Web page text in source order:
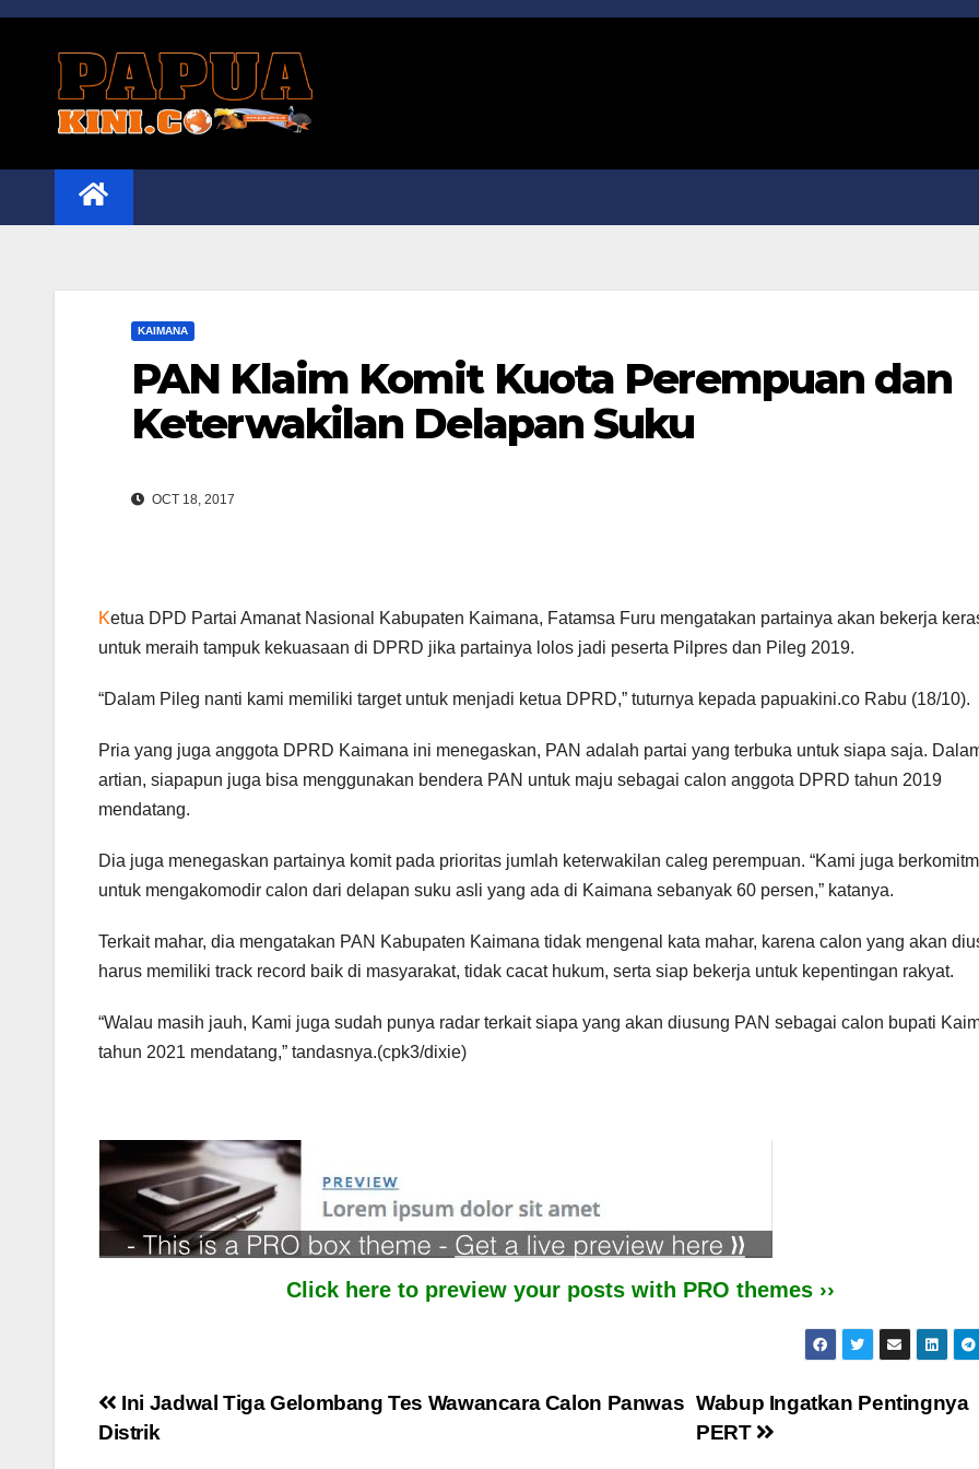
Skip
KAIMANA
PAN Klaim Komit Kuota Perempuan dan
Keterwakilan Delapan Suku
OCT 18, 2017
Ketua DPD Partai Amanat Nasional Kabupaten Kaimana, Fatamsa Furu mengatakan partainya akan bekerja
untuk meraih tampuk kekuasaan di DPRD jika partainya lolos jadi peserta Pilpres dan Pileg 2019.
“Dalam Pileg nanti kami memiliki target untuk menjadi ketua DPRD,” tuturnya kepada papuakini.co Rabu (18/10).
Pria yang juga anggota DPRD Kaimana ini menegaskan, PAN adalah partai yang terbuka untuk siapa saja.
artian, siapapun juga bisa menggunakan bendera PAN untuk maju sebagai calon anggota DPRD tahun 2019
mendatang.
Dia juga menegaskan partainya komit pada prioritas jumlah keterwakilan caleg perempuan. “Kami juga
untuk mengakomodir calon dari delapan suku asli yang ada di Kaimana sebanyak 60 persen,” katanya.
Terkait mahar, dia mengatakan PAN Kabupaten Kaimana tidak mengenal kata mahar, karena calon yang akan
harus memiliki track record baik di masyarakat, tidak cacat hukum, serta siap bekerja untuk kepentingan rakyat.
“Walau masih jauh, Kami juga sudah punya radar terkait siapa yang akan diusung PAN sebagai calon bupati
tahun 2021 mendatang,” tandasnya.(cpk3/dixie)
Click here to preview your posts with PRO themes ››
Post
Wabup Ingatkan Pentingnya
PERT
Ini Jadwal Tiga Gelombang Tes Wawancara Calon Panwas
Distrik